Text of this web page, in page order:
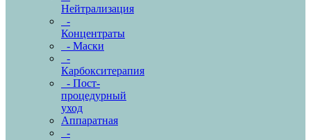
Нейтрализация
-
Концентраты
- Маски
-
Карбокситерапия
- Пост-
процедурный
уход
Аппаратная
-